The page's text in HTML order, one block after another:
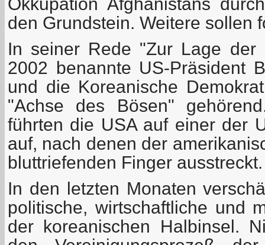
den Grundstein. Weitere sollen
In seiner Rede "Zur Lage der
2002 benannte US-Präsident
und die Koreanische
"Achse des Bösen"
führten die USA auf einer der
auf, nach denen der
bluttriefenden Finger ausstreckt.
In den letzten Monaten
politische, wirtschaftliche und
der koreanischen Halbinsel.